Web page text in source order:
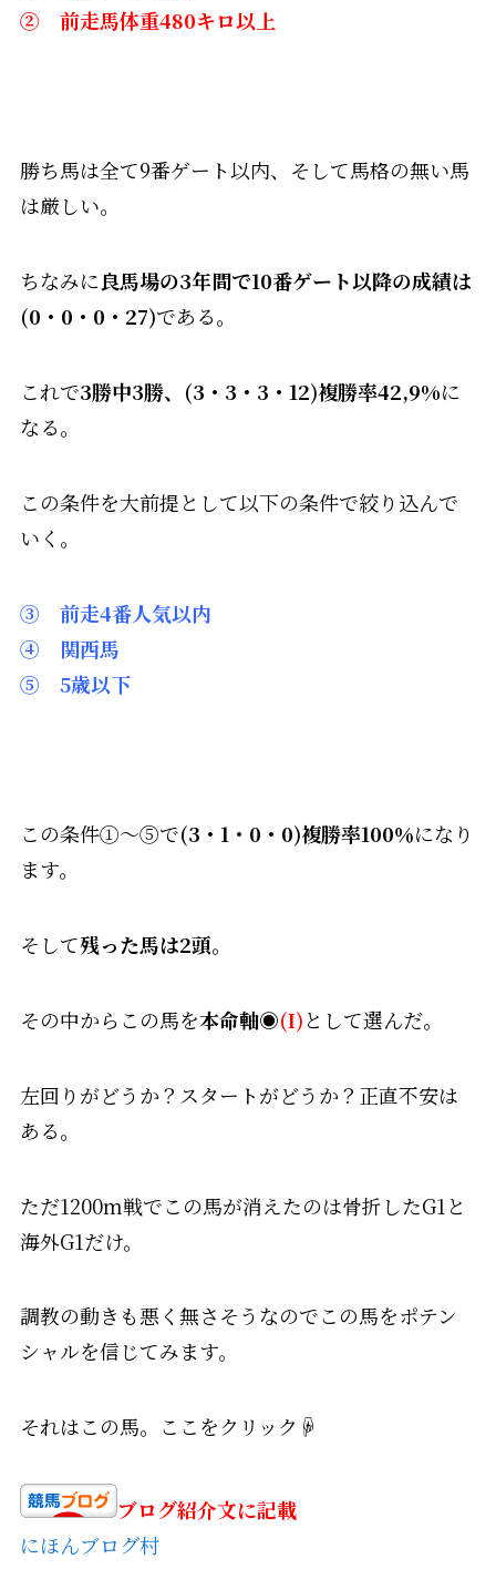
② 前走馬体重480キロ以上
勝ち馬は全て9番ゲート以内、そして馬格の無い馬
は厳しい。
ちなみに良馬場の3年間で10番ゲート以降の成績は
(0・0・0・27)である。
これで3勝中3勝、(3・3・3・12)複勝率42,9%に
なる。
この条件を大前提として以下の条件で絞り込んで
いく。
③ 前走4番人気以内
④ 関西馬
⑤ 5歳以下
この条件①～⑤で(3・1・0・0)複勝率100％になり
ます。
そして残った馬は2頭。
その中からこの馬を本命軸◉(I)として選んだ。
左回りがどうか？スタートがどうか？正直不安は
ある。
ただ1200m戦でこの馬が消えたのは骨折したG1と
海外G1だけ。
調教の動きも悪く無さそうなのでこの馬をポテン
シャルを信じてみます。
それはこの馬。ここをクリック☟
ブログ紹介文に記載
にほんブログ村